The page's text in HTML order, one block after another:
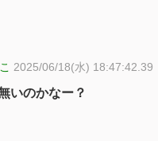
2025/06/18(水) 18:47:42.39
いのかなー？